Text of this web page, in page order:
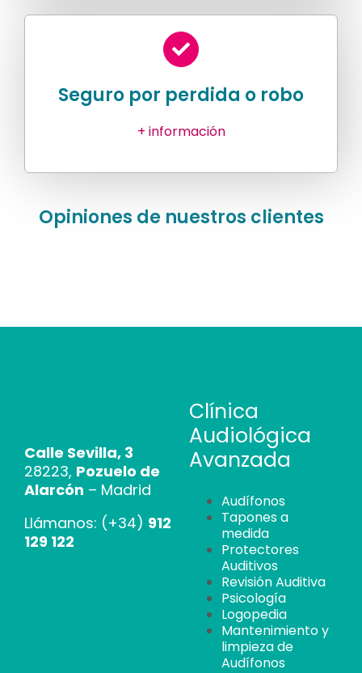
Seguro por perdida o robo
+ información
Opiniones de nuestros clientes
Calle Sevilla, 3
28223, Pozuelo de
Alarcón – Madrid
Llámanos: (+34) 912
129 122
Clínica
Audiológica
Avanzada
Audífonos
Tapones a
medida
Protectores
Auditivos
Revisión Auditiva
Psicología
Logopedia
Mantenimiento y
limpieza de
Audífonos